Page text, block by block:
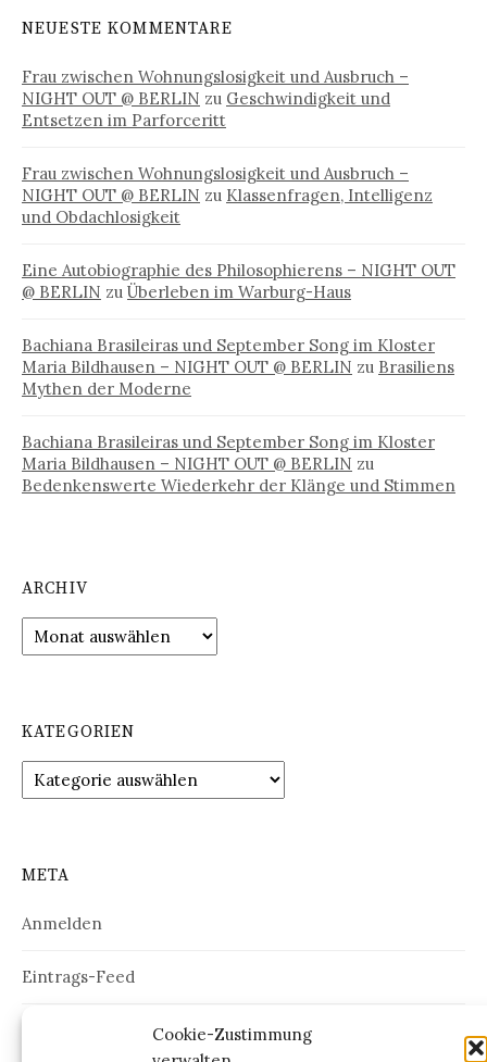
Cookie-Zustimmung
NEUESTE KOMMENTARE
Frau zwischen Wohnungslosigkeit und Ausbruch –
NIGHT OUT @ BERLIN zu Geschwindigkeit und
Entsetzen im Parforceritt
Frau zwischen Wohnungslosigkeit und Ausbruch –
NIGHT OUT @ BERLIN zu Klassenfragen, Intelligenz
und Obdachlosigkeit
Eine Autobiographie des Philosophierens – NIGHT OUT
@ BERLIN zu Überleben im Warburg-Haus
Bachiana Brasileiras und September Song im Kloster
Maria Bildhausen – NIGHT OUT @ BERLIN zu Brasiliens
Mythen der Moderne
Bachiana Brasileiras und September Song im Kloster
Maria Bildhausen – NIGHT OUT @ BERLIN zu
Bedenkenswerte Wiederkehr der Klänge und Stimmen
ARCHIV
Archiv
KATEGORIEN
Kategorien
META
Anmelden
Eintrags-Feed
Kommentar-Feed